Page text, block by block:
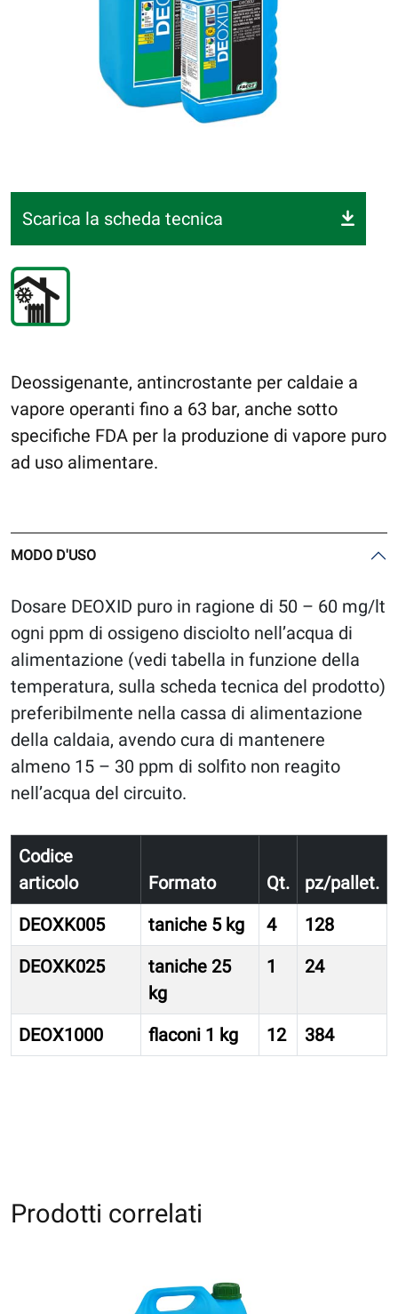
Scarica la scheda tecnica
Deossigenante, antincrostante per caldaie a
vapore operanti fino a 63 bar, anche sotto
specifiche FDA per la produzione di vapore puro
ad uso alimentare.
MODO D'USO
Dosare DEOXID puro in ragione di 50 – 60 mg/lt
ogni ppm di ossigeno disciolto nell’acqua di
alimentazione (vedi tabella in funzione della
temperatura, sulla scheda tecnica del prodotto)
preferibilmente nella cassa di alimentazione
della caldaia, avendo cura di mantenere
almeno 15 – 30 ppm di solfito non reagito
nell’acqua del circuito.
Codice
articolo
Formato Qt.
pz/pallet.
DEOXK005
taniche 5 kg 4
128
DEOXK025
taniche 25
kg
1 24
DEOX1000 flaconi 1 kg 12 384
Prodotti correlati